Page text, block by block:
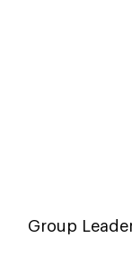
Group